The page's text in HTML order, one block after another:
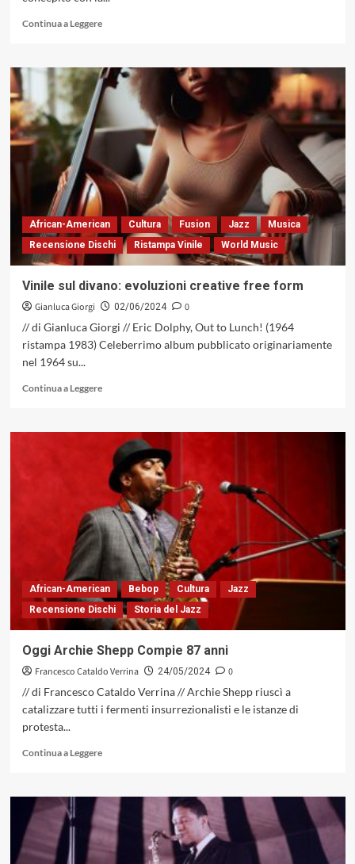
Continua a LeggereLeggi
su
«Lee
Morgan,
la
tromba
insanguinata»,
nuovo
libro
di
Francesco
Cataldo
Verrina
(Kriterius
2024)
African-American Cultura Fusion Jazz
Musica
Recensione Dischi
Ristampa Vinile World Music
Vinile sul divano: evoluzioni creative free form
Gianluca Giorgi 02/06/2024
0
// di Gianluca Giorgi // Eric Dolphy, Out to Lunch! (1964
ristampa 1983) Celeberrimo album pubblicato originariamente
nel 1964 su...
Continua a LeggereLeggi
su
Vinile
sul
divano:
evoluzioni
creative
free
form
African-American Bebop Cultura
Jazz
Recensione Dischi
Storia del Jazz
Oggi Archie Shepp Compie 87 anni
Francesco Cataldo Verrina 24/05/2024
0
// di Francesco Cataldo Verrina // Archie Shepp riuscì a
catalizzare tutti i fermenti insurrezionalisti e le istanze di
protesta...
Continua a LeggereLeggi
su
Oggi
Archie
Shepp